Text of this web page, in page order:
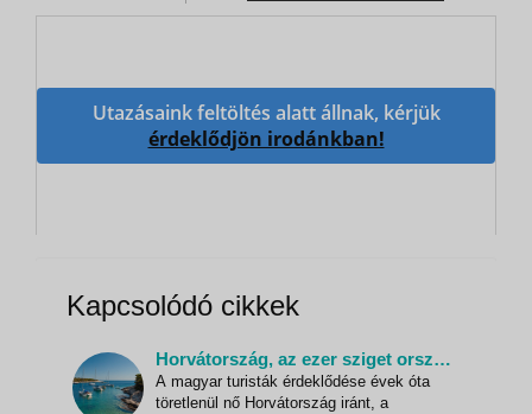
Utazásaink feltöltés alatt állnak, kérjük
érdeklődjön irodánkban!
Kapcsolódó cikkek
Horvátország, az ezer sziget országa
A magyar turisták érdeklődése évek óta
töretlenül nő Horvátország iránt, a